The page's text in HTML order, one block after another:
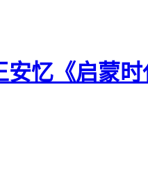
忆《启蒙时